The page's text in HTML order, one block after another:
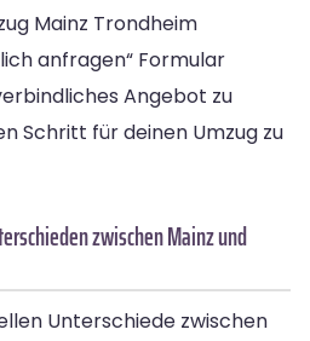
Mainz Trondheim
anfragen“ Formular
Angebot zu
Schritt für deinen Umzug zu
zwischen Mainz und
Unterschiede zwischen